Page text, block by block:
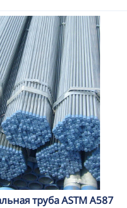
труба ASTM A587